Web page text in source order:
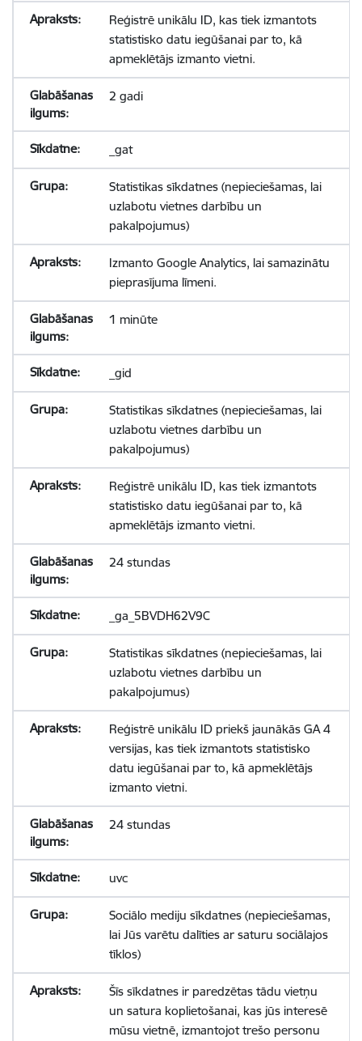
Reģistrē unikālu ID, kas tiek izmantots
statistisko datu iegūšanai par to, kā
apmeklētājs izmanto vietni.
2 gadi
_gat
Statistikas sīkdatnes (nepieciešamas, lai
uzlabotu vietnes darbību un
pakalpojumus)
Izmanto Google Analytics, lai samazinātu
pieprasījuma līmeni.
1 minūte
_gid
Statistikas sīkdatnes (nepieciešamas, lai
uzlabotu vietnes darbību un
pakalpojumus)
Reģistrē unikālu ID, kas tiek izmantots
statistisko datu iegūšanai par to, kā
apmeklētājs izmanto vietni.
24 stundas
_ga_5BVDH62V9C
Statistikas sīkdatnes (nepieciešamas, lai
uzlabotu vietnes darbību un
pakalpojumus)
Reģistrē unikālu ID priekš jaunākās GA 4
versijas, kas tiek izmantots statistisko
datu iegūšanai par to, kā apmeklētājs
izmanto vietni.
24 stundas
uvc
Sociālo mediju sīkdatnes (nepieciešamas,
lai Jūs varētu dalīties ar saturu sociālajos
tīklos)
Šīs sīkdatnes ir paredzētas tādu vietņu
un satura koplietošanai, kas jūs interesē
mūsu vietnē, izmantojot trešo personu